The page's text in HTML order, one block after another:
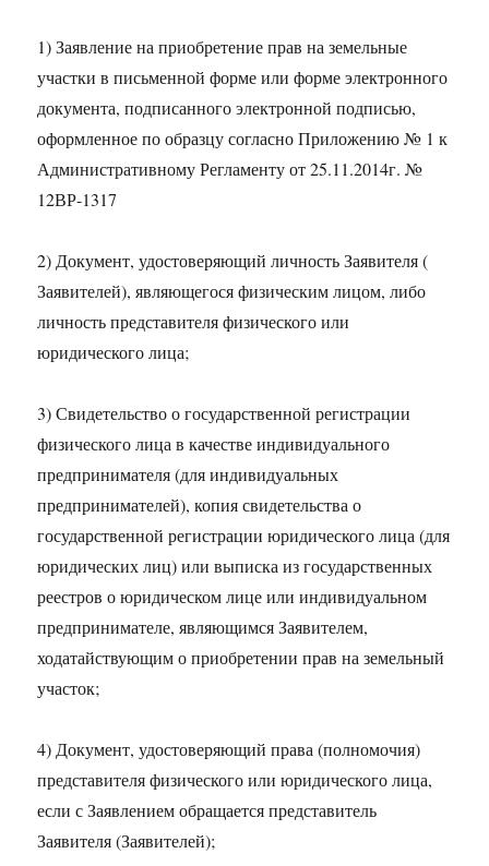
1) Заявление на приобретение прав на земельные
участки в письменной форме или форме электронного
документа, подписанного электронной подписью,
оформленное по образцу согласно Приложению № 1 к
Административному Регламенту от 25.11.2014г. №
12ВР-1317
2) Документ, удостоверяющий личность Заявителя (
Заявителей), являющегося физическим лицом, либо
личность представителя физического или
юридического лица;
3) Свидетельство о государственной регистрации
физического лица в качестве индивидуального
предпринимателя (для индивидуальных
предпринимателей), копия свидетельства о
государственной регистрации юридического лица (для
юридических лиц) или выписка из государственных
реестров о юридическом лице или индивидуальном
предпринимателе, являющимся Заявителем,
ходатайствующим о приобретении прав на земельный
участок;
4) Документ, удостоверяющий права (полномочия)
представителя физического или юридического лица,
если с Заявлением обращается представитель
Заявителя (Заявителей);